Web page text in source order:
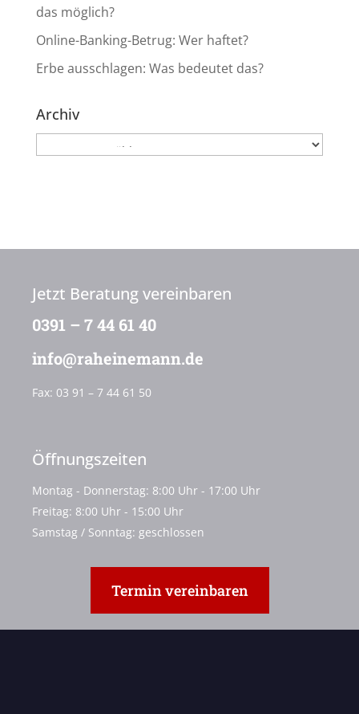
das möglich?
Online-Banking-Betrug: Wer haftet?
Erbe ausschlagen: Was bedeutet das?
Archiv
Jetzt Beratung vereinbaren
0391 – 7 44 61 40
info@raheinemann.de
Fax: 03 91 – 7 44 61 50
Öffnungszeiten
Montag - Donnerstag: 8:00 Uhr - 17:00 Uhr
Freitag: 8:00 Uhr - 15:00 Uhr
Samstag / Sonntag: geschlossen
Termin vereinbaren